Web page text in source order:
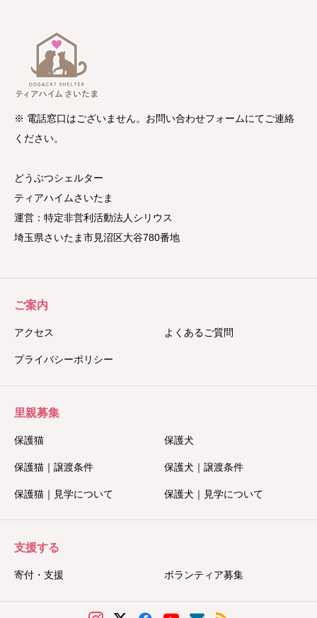
※ 電話窓口はございません。お問い合わせフォームにてご連絡
ください。
どうぶつシェルター
ティアハイムさいたま
運営：特定非営利活動法人シリウス
埼玉県さいたま市見沼区大谷780番地
ご案内
アクセス よくあるご質問
プライバシーポリシー
里親募集
保護猫 保護犬
保護猫｜譲渡条件 保護犬｜譲渡条件
保護猫｜見学について 保護犬｜見学について
支援する
寄付・支援 ボランティア募集